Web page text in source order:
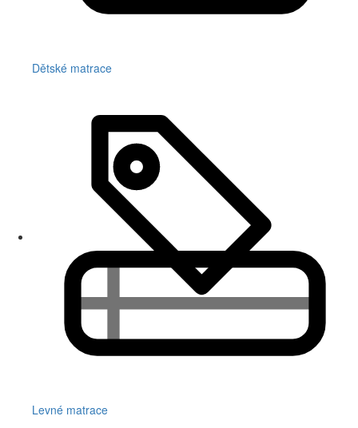
Dětské matrace
Levné matrace